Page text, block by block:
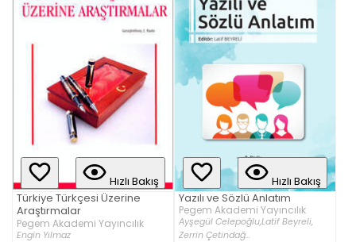
Hızlı Bakış
Türkiye Türkçesi Üzerine
Araştırmalar
Pegem Akademi Yayıncılık
Engin Yılmaz
Hızlı Bakış
Yazılı ve Sözlü Anlatım
Pegem Akademi Yayıncılık
Ayşegül Celepoğlu,Latif Beyreli,
Zerrin Çetindağ...